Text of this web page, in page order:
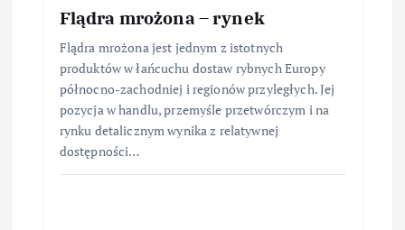
Flądra mrożona – rynek
Flądra mrożona jest jednym z istotnych
produktów w łańcuchu dostaw rybnych Europy
północno-zachodniej i regionów przyległych. Jej
pozycja w handlu, przemyśle przetwórczym i na
rynku detalicznym wynika z relatywnej
dostępności…